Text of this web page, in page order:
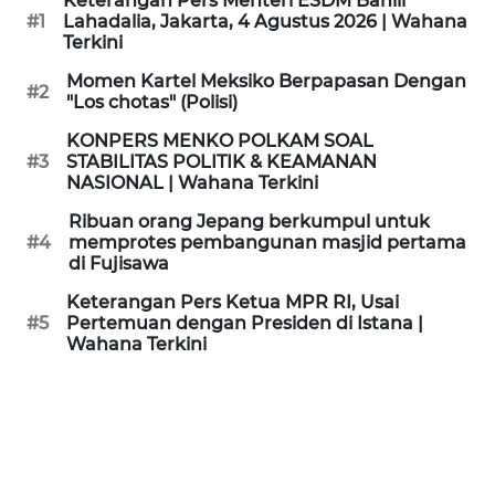
#1
Lahadalia, Jakarta, 4 Agustus 2026 | Wahana
Terkini
#2
Momen Kartel Meksiko Berpapasan Dengan
"Los chotas" (Polisi)
#3
KONPERS MENKO POLKAM SOAL
STABILITAS POLITIK & KEAMANAN
NASIONAL | Wahana Terkini
#4
Ribuan orang Jepang berkumpul untuk
memprotes pembangunan masjid pertama
di Fujisawa
#5
Keterangan Pers Ketua MPR RI, Usai
Pertemuan dengan Presiden di Istana |
Wahana Terkini
KAMI
PEDOMAN
MEDIA
REDAKSI
KARIR
DISCLAIMER